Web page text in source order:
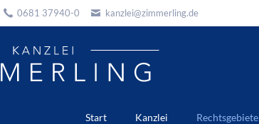
0681 37940-0 kanzlei@zimmerling.de
Start Kanzlei Rechtsgebiete